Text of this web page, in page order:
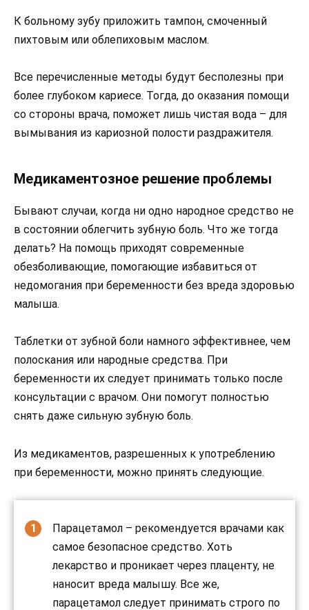
К больному зубу приложить тампон, смоченный
пихтовым или облепиховым маслом.
Все перечисленные методы будут бесполезны при
более глубоком кариесе. Тогда, до оказания помощи
со стороны врача, поможет лишь чистая вода – для
вымывания из кариозной полости раздражителя.
Медикаментозное решение проблемы
Бывают случаи, когда ни одно народное средство не
в состоянии облегчить зубную боль. Что же тогда
делать? На помощь приходят современные
обезболивающие, помогающие избавиться от
недомогания при беременности без вреда здоровью
малыша.
Таблетки от зубной боли намного эффективнее, чем
полоскания или народные средства. При
беременности их следует принимать только после
консультации с врачом. Они помогут полностью
снять даже сильную зубную боль.
Из медикаментов, разрешенных к употреблению
при беременности, можно принять следующие.
Парацетамол – рекомендуется врачами как
самое безопасное средство. Хоть
лекарство и проникает через плаценту, не
наносит вреда малышу. Все же,
парацетамол следует принимать строго по